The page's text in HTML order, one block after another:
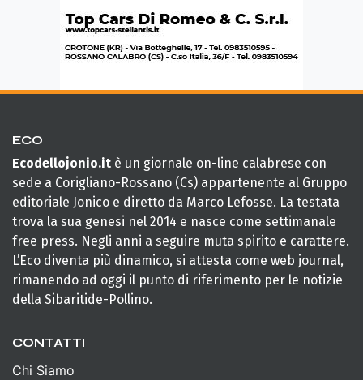
ECO
Ecodellojonio.it è un giornale on-line calabrese con
sede a Corigliano-Rossano (Cs) appartenente al Gruppo
editoriale Jonico e diretto da Marco Lefosse. La testata
trova la sua genesi nel 2014 e nasce come settimanale
free press. Negli anni a seguire muta spirito e carattere.
L’Eco diventa più dinamico, si attesta come web journal,
rimanendo ad oggi il punto di riferimento per le notizie
della Sibaritide-Pollino.
CONTATTI
Chi Siamo